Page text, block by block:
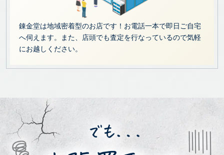
錬金堂は地域密着型のお店です！お電話一本で即日ご自宅
へ伺えます。また、店頭でも査定を行なっているので気軽
にお越しください。